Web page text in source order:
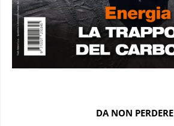
DA NON PERDERE